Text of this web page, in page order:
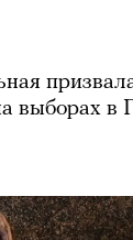
призвала
выборах в